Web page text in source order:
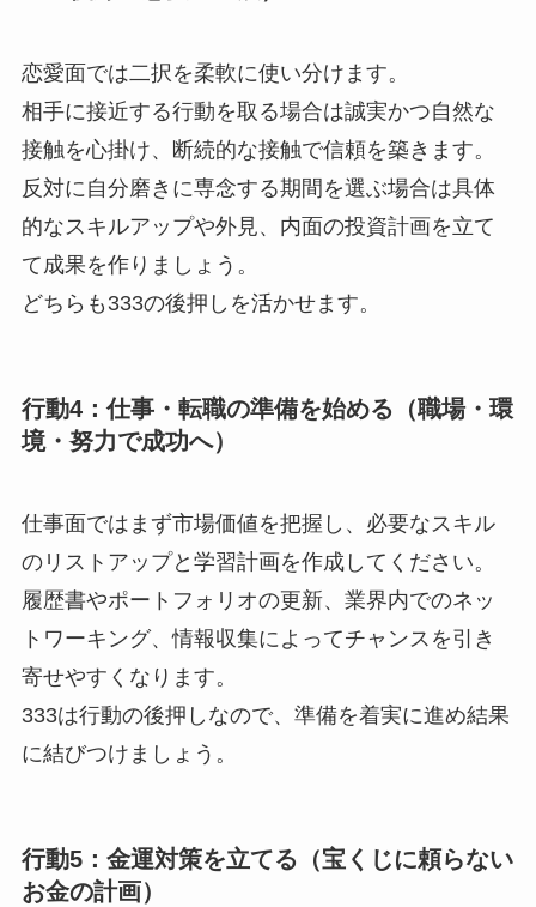
恋愛面では二択を柔軟に使い分けます。
相手に接近する行動を取る場合は誠実かつ自然な
接触を心掛け、断続的な接触で信頼を築きます。
反対に自分磨きに専念する期間を選ぶ場合は具体
的なスキルアップや外見、内面の投資計画を立て
て成果を作りましょう。
どちらも333の後押しを活かせます。
行動4：仕事・転職の準備を始める（職場・環
境・努力で成功へ）
仕事面ではまず市場価値を把握し、必要なスキル
のリストアップと学習計画を作成してください。
履歴書やポートフォリオの更新、業界内でのネッ
トワーキング、情報収集によってチャンスを引き
寄せやすくなります。
333は行動の後押しなので、準備を着実に進め結果
に結びつけましょう。
行動5：金運対策を立てる（宝くじに頼らない
お金の計画）